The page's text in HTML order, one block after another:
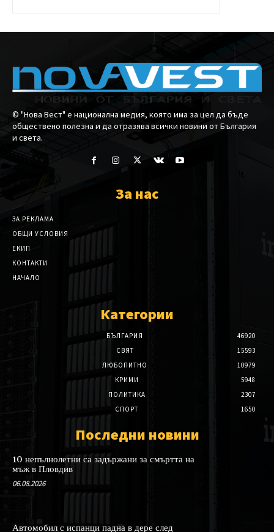
© "Нова Вест" е национална медия, която има за цел да бъде
обществено полезна и да отразява всички новини от България
и света.
За нас
ЗА РЕКЛАМА
ОБЩИ УСЛОВИЯ
ЕКИП
КОНТАКТИ
НАЧАЛО
Категории
БЪЛГАРИЯ
46920
СВЯТ
15593
ЛЮБОПИТНО
10979
КРИМИ
5948
ПОЛИТИКА
2307
СПОРТ
1650
Последни новини
10 непълнолетни са задържани за смъртта на
мъж в Пловдив
06.08.2026
Автомобил с испанци падна в дере след